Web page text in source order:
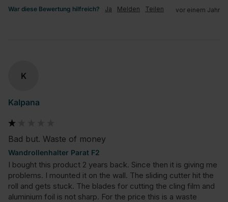
War diese Bewertung hilfreich? Ja Melden Teilen vor einem Jahr
K
Kalpana
Bad but. Waste of money
Wandrollenhalter Parat F2
I bought this product 2 years back. Since then it is giving me
problems. I mounted it on the wall. The sliding cutter hit the
roll and gets stuck. The blades for cutting the cling film and
aluminium foil is not sharp. For the price this is a waste